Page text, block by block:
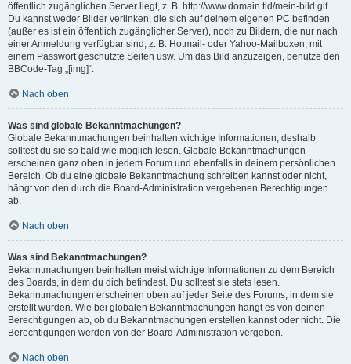
öffentlich zugänglichen Server liegt, z. B. http://www.domain.tld/mein-bild.gif.
Du kannst weder Bilder verlinken, die sich auf deinem eigenen PC befinden
(außer es ist ein öffentlich zugänglicher Server), noch zu Bildern, die nur nach
einer Anmeldung verfügbar sind, z. B. Hotmail- oder Yahoo-Mailboxen, mit
einem Passwort geschützte Seiten usw. Um das Bild anzuzeigen, benutze den
BBCode-Tag „[img]“.
Nach oben
Was sind globale Bekanntmachungen?
Globale Bekanntmachungen beinhalten wichtige Informationen, deshalb
solltest du sie so bald wie möglich lesen. Globale Bekanntmachungen
erscheinen ganz oben in jedem Forum und ebenfalls in deinem persönlichen
Bereich. Ob du eine globale Bekanntmachung schreiben kannst oder nicht,
hängt von den durch die Board-Administration vergebenen Berechtigungen
ab.
Nach oben
Was sind Bekanntmachungen?
Bekanntmachungen beinhalten meist wichtige Informationen zu dem Bereich
des Boards, in dem du dich befindest. Du solltest sie stets lesen.
Bekanntmachungen erscheinen oben auf jeder Seite des Forums, in dem sie
erstellt wurden. Wie bei globalen Bekanntmachungen hängt es von deinen
Berechtigungen ab, ob du Bekanntmachungen erstellen kannst oder nicht. Die
Berechtigungen werden von der Board-Administration vergeben.
Nach oben